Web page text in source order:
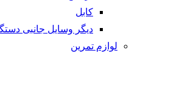
کابل
دیگر وسایل جانبی دستگاه
لوازم تمرین